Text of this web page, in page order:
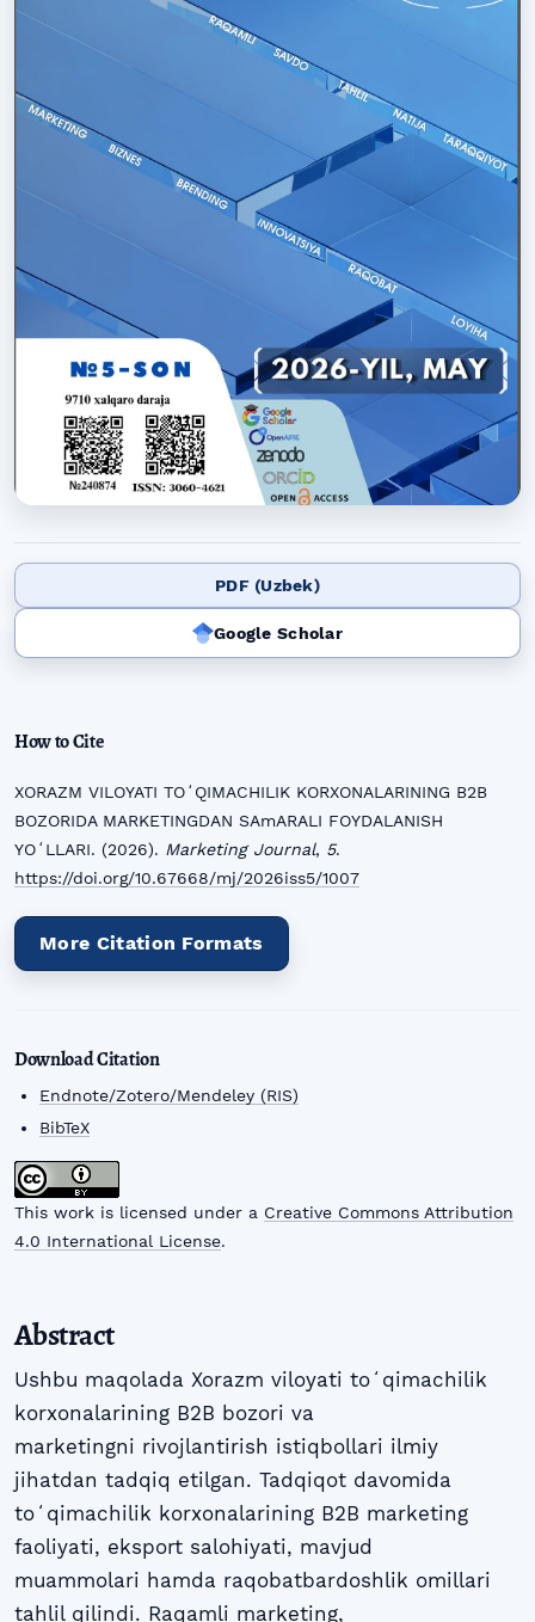
PDF (Uzbek)
Google Scholar
How to Cite
XORAZM VILOYATI TOʻQIMACHILIK KORXONALARINING B2B
BOZORIDA MARKETINGDAN SAmARALI FOYDALANISH
YOʻLLARI. (2026). Marketing Journal, 5.
https://doi.org/10.67668/mj/2026iss5/1007
More Citation Formats
Download Citation
Endnote/Zotero/Mendeley (RIS)
BibTeX
This work is licensed under a Creative Commons Attribution
4.0 International License.
Abstract
Ushbu maqolada Xorazm viloyati toʻqimachilik
korxonalarining B2B bozori va
marketingni rivojlantirish istiqbollari ilmiy
jihatdan tadqiq etilgan. Tadqiqot davomida
toʻqimachilik korxonalarining B2B marketing
faoliyati, eksport salohiyati, mavjud
muammolari hamda raqobatbardoshlik omillari
tahlil qilindi. Raqamli marketing,